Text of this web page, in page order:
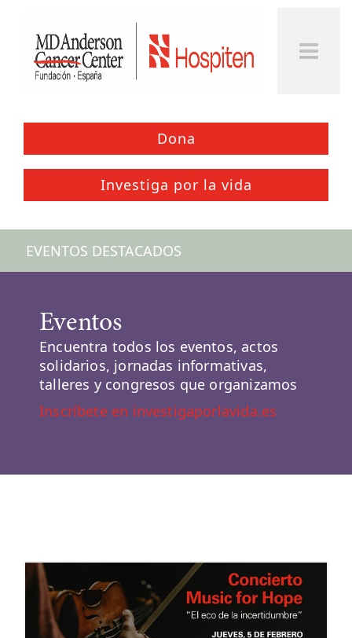
Dona
Investiga por la vida
EVENTOS DESTACADOS
Eventos
Encuentra todos los eventos, actos
solidarios, jornadas informativas,
talleres y congresos que organizamos
Inscríbete en investigaporlavida.es